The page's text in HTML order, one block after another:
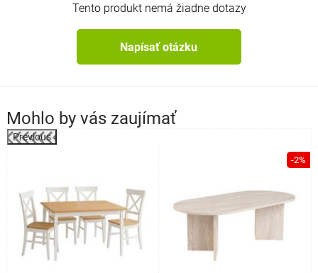
Tento produkt nemá žiadne dotazy
Napísať otázku
Mohlo by vás zaujímať
Previous
-2%